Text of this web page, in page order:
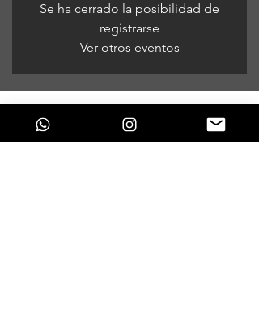
Se ha cerrado la posibilidad de
registrarse
Ver otros eventos
Horario y ubicación
09 de dic de 2022, 9:00 p. m.